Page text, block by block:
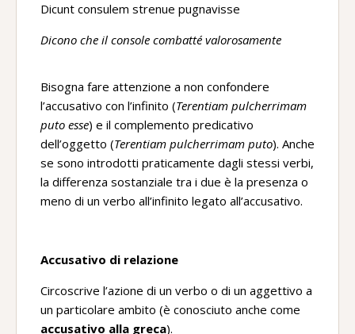
Dicunt consulem strenue pugnavisse
Dicono che il console combatté valorosamente
Bisogna fare attenzione a non confondere
l’accusativo con l’infinito (Terentiam pulcherrimam
puto esse) e il complemento predicativo
dell’oggetto (Terentiam pulcherrimam puto). Anche
se sono introdotti praticamente dagli stessi verbi,
la differenza sostanziale tra i due è la presenza o
meno di un verbo all’infinito legato all’accusativo.
Accusativo di relazione
Circoscrive l’azione di un verbo o di un aggettivo a
un particolare ambito (è conosciuto anche come
accusativo alla greca).